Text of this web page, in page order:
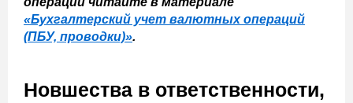
«Бухгалтерский учет валютных операций
(ПБУ, проводки)».
Новшества в ответственности,